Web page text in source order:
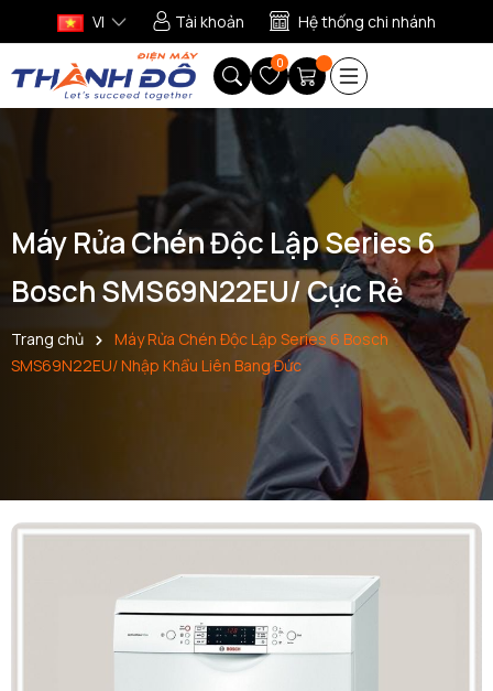
VI Tài khoản Hệ thống chi nhánh
0
Máy Rửa Chén Độc Lập Series 6
Bosch SMS69N22EU/ Cực Rẻ
Trang chủ
Máy Rửa Chén Độc Lập Series 6 Bosch
SMS69N22EU/ Nhập Khẩu Liên Bang Đức